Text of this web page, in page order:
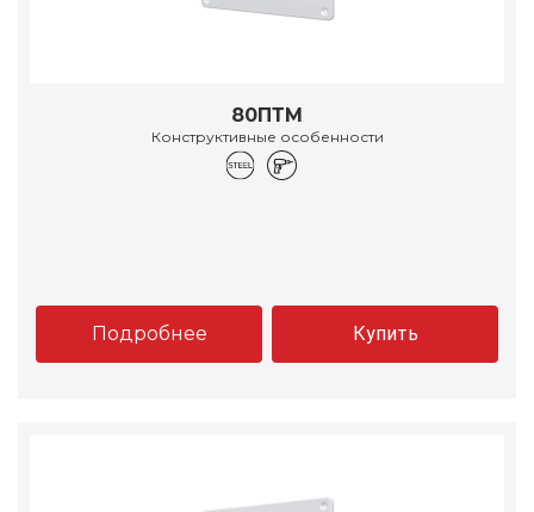
80ПТМ
Конструктивные особенности
Подробнее Купить